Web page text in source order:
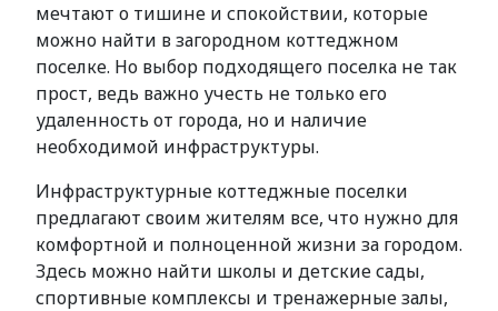
мечтают о тишине и спокойствии, которые
можно найти в загородном коттеджном
поселке. Но выбор подходящего поселка не так
прост, ведь важно учесть не только его
удаленность от города, но и наличие
необходимой инфраструктуры.
Инфраструктурные коттеджные поселки
предлагают своим жителям все, что нужно для
комфортной и полноценной жизни за городом.
Здесь можно найти школы и детские сады,
спортивные комплексы и тренажерные залы,